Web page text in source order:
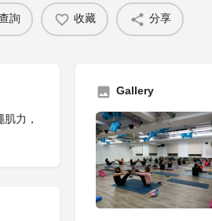
詢 收藏 分享
力，
Gallery